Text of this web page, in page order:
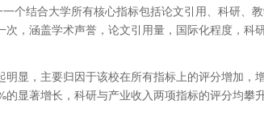
个结合大学所有核心指标包括论文引用、科研、
，涵盖学术声誉，论文引用量，国际化程度，科
显，主要归因于该校在所有指标上的评分增加，
显著增长，科研与产业收入两项指标的评分均攀升